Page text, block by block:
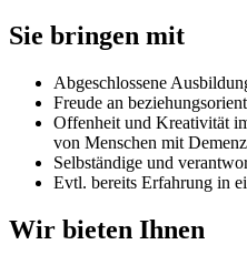
Sie bringen mit
Abgeschlossene
Freude an
Offenheit und Kreativität
von Menschen mit Demenz
Selbständige und
Evtl. bereits Erfahrung in
Wir bieten Ihnen